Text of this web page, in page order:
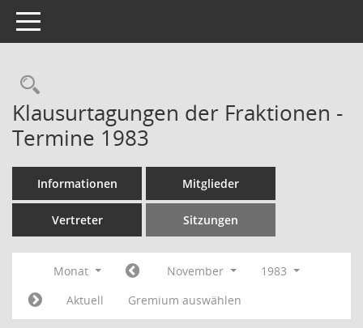
Toggle navigation
Rechercheauswahl
Klausurtagungen der Fraktionen -
Termine 1983
Informationen Mitglieder
Vertreter Sitzungen
Monat November
1983
Aktuell
Gremium auswählen